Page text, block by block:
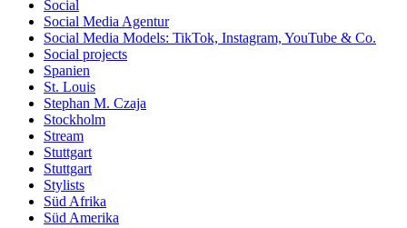
Social
Social Media Agentur
Social Media Models: TikTok, Instagram, YouTube & Co.
Social projects
Spanien
St. Louis
Stephan M. Czaja
Stockholm
Stream
Stuttgart
Stuttgart
Stylists
Süd Afrika
Süd Amerika